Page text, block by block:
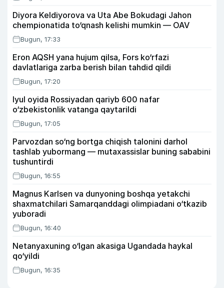
Diyora Keldiyorova va Uta Abe Bokudagi Jahon
chempionatida to‘qnash kelishi mumkin — OAV
Bugun, 17:33
Eron AQSH yana hujum qilsa, Fors ko‘rfazi
davlatlariga zarba berish bilan tahdid qildi
Bugun, 17:20
Iyul oyida Rossiyadan qariyb 600 nafar
o‘zbekistonlik vatanga qaytarildi
Bugun, 17:05
Parvozdan so‘ng bortga chiqish talonini darhol
tashlab yubormang — mutaxassislar buning sababini
tushuntirdi
Bugun, 16:55
Magnus Karlsen va dunyoning boshqa yetakchi
shaxmatchilari Samarqanddagi olimpiadani o‘tkazib
yuboradi
Bugun, 16:40
Netanyaxuning o‘lgan akasiga Ugandada haykal
qo‘yildi
Bugun, 16:35